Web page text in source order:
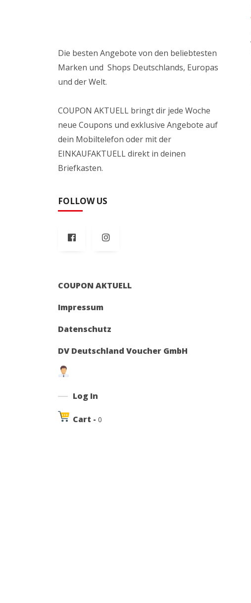
Die besten Angebote von den beliebtesten
Marken und Shops Deutschlands, Europas
und der Welt.
COUPON AKTUELL bringt dir jede Woche
neue Coupons und exklusive Angebote auf
dein Mobiltelefon oder mit der
EINKAUFAKTUELL direkt in deinen
Briefkasten.
FOLLOW US
COUPON AKTUELL
Impressum
Datenschutz
DV Deutschland Voucher GmbH
Log In
Cart - 0